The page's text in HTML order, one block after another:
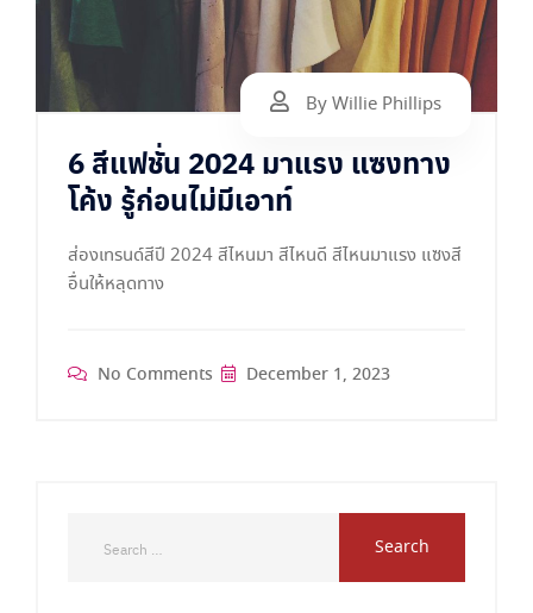
By Willie Phillips
6 สีแฟชั่น 2024 มาแรง แซงทาง
โค้ง รู้ก่อนไม่มีเอาท์
ส่องเทรนด์สีปี 2024 สีไหนมา สีไหนดี สีไหนมาแรง แซงสี
อื่นให้หลุดทาง
No Comments December 1, 2023